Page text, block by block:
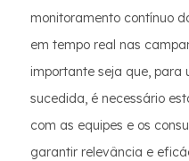
monitoramento contínuo
em tempo real nas
importante seja que, para
sucedida, é necessário
com as equipes e os
garantir relevância e